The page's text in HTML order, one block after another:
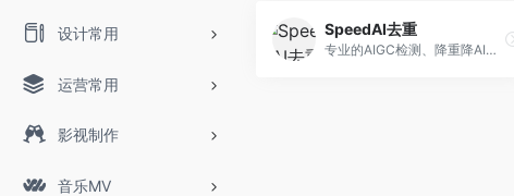
设计常用
运营常用
影视制作
音乐MV
SpeedAI去重
专业的AIGC检测、降重降AI平台，各大平台AI率一键降低至10%。同时Agent可生成文献综述、AI PPT、学术文档等